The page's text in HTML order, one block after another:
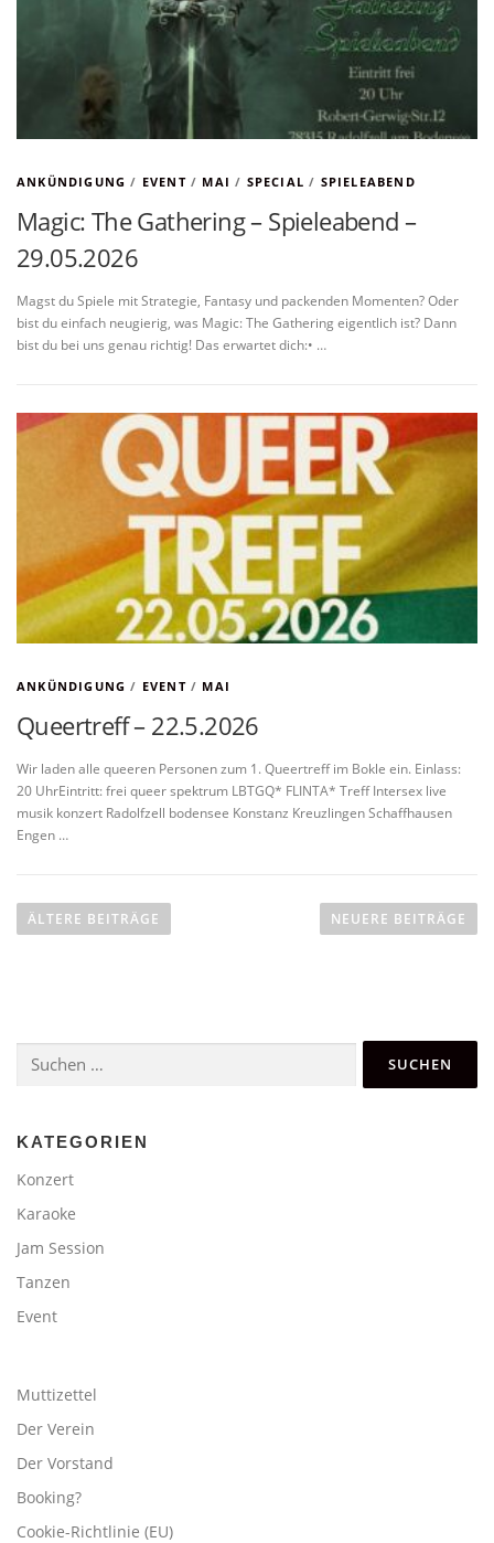
ANKÜNDIGUNG / EVENT/ MAI / SPECIAL / SPIELEABEND
Magic: The Gathering – Spieleabend –
29.05.2026
Magst du Spiele mit Strategie, Fantasy und packenden Momenten? Oder
bist du einfach neugierig, was Magic: The Gathering eigentlich ist? Dann
bist du bei uns genau richtig! Das erwartet dich:• …
ANKÜNDIGUNG / EVENT/ MAI
Queertreff – 22.5.2026
Wir laden alle queeren Personen zum 1. Queertreff im Bokle ein. Einlass:
20 UhrEintritt: frei queer spektrum LBTGQ* FLINTA* Treff Intersex live
musik konzert Radolfzell bodensee Konstanz Kreuzlingen Schaffhausen
Engen …
e
a
v
i
a
t
i
ÄLTERE BEITRÄGE NEUERE BEITRÄGE
nach:
KATEGORIEN
Konzert
Karaoke
Jam Session
Tanzen
Event
Muttizettel
Der Verein
Der Vorstand
Booking?
Cookie-Richtlinie (EU)